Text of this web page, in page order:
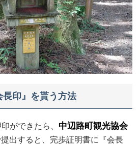
長印』を貰う方法
ができたら、 中辺路町観光協会
出すると、完歩証明書に『会長